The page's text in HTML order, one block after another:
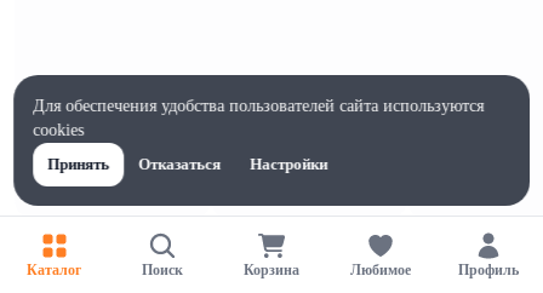
Характеристики
Жиры на 100г, г
Каталог Поиск Корзина Любимое Профиль
Для обеспечения удобства пользователей сайта используются
cookies
Принять
Отказаться Настройки